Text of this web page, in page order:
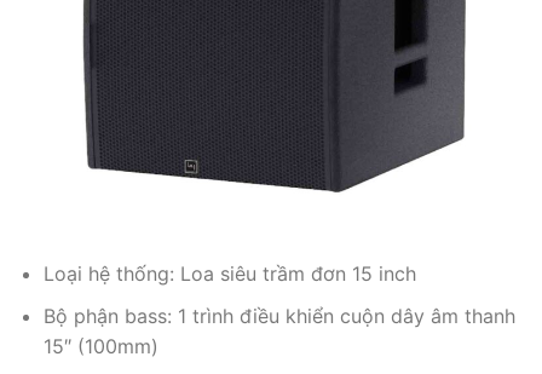
Loại hệ thống: Loa siêu trầm đơn 15 inch
Bộ phận bass: 1 trình điều khiển cuộn dây âm thanh
15″ (100mm)